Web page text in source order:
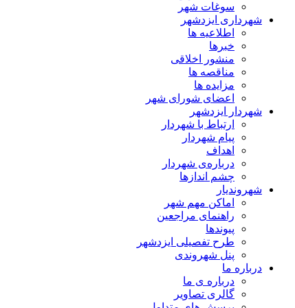
سوغات شهر
شهرداری ایزدشهر
اطلاعیه ها
خبرها
منشور اخلاقی
مناقصه ها
مزایده ها
اعضای شورای شهر
شهردار ایزدشهر
ارتباط با شهردار
پیام شهردار
اهداف
درباره‌ی شهردار
چشم اندازها
شهروندیار
اماکن مهم شهر
راهنمای مراجعین
پیوند‌ها
طرح تفصیلی ایزدشهر
پنل شهروندی
درباره ما
درباره ی ما
گالری تصاویر